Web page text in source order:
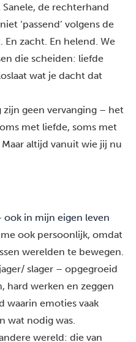
de rechterhand
‘passend’ volgens de
zacht. En helend. We
die scheiden: liefde
wat je dacht dat
geen vervanging – het
met liefde, soms met
altijd vanuit wie jij nu
ook in mijn eigen leven
me ook persoonlijk, omdat
werelden te bewegen.
slager – opgegroeid
hard werken en zeggen
waarin emoties vaak
wat nodig was.
wereld: die van